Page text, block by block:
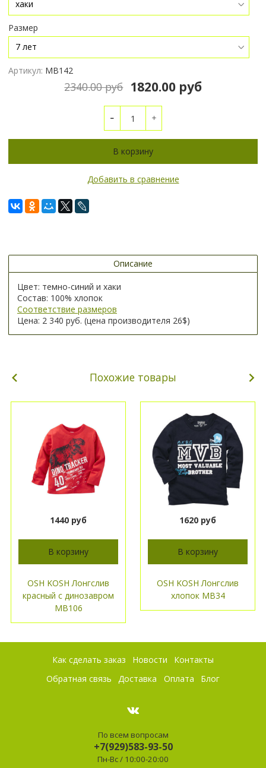
Размер
Артикул: МВ142
2340.00 руб 1820.00 руб
В корзину
Добавить в сравнение
Описание
Цвет: темно-синий и хаки
Состав: 100% хлопок
Соответствие размеров
Цена: 2 340 руб. (цена производителя 26$)
Похожие товары
1440 руб
В корзину
OSH KOSH Лонгслив
красный с динозавром
МВ106
1620 руб
В корзину
OSH KOSH Лонгслив
хлопок МВ34
Как сделать заказ Новости
Контакты
Обратная связь
Доставка Оплата Блог
По всем вопросам
+7(929)583-93-50
Пн-Вс / 10:00-20:00